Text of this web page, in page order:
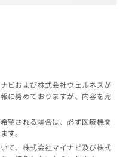
ビおよび株式会社ウェルネスが
に努めておりますが、内容を完
望される場合は、必ず医療機関
す。
て、株式会社マイナビ及び株式